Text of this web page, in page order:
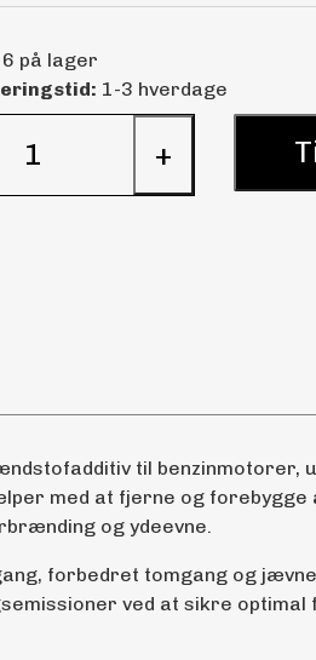
6 på lager
1-3 hverdage
+
til benzinmotorer,
med at fjerne og
og ydeevne.
forbedret tomgang og
ved at sikre optimal